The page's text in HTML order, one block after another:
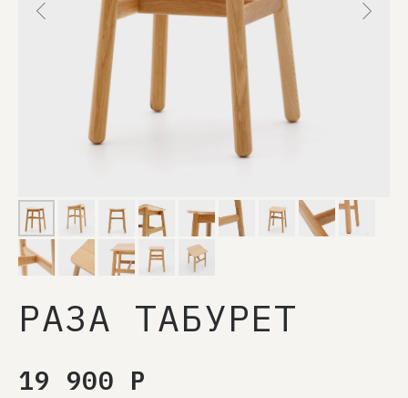
РАЗА ТАБУРЕТ
19 900 Р